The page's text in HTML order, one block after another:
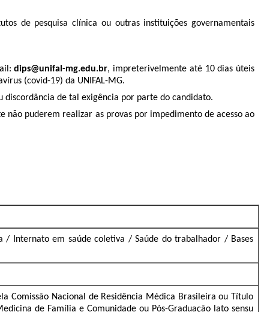
de pesquisa clínica ou outras instituições governamentais
dips@unifal-mg.edu.br, impreterivelmente até 10 dias úteis
(covid-19) da UNIFAL-MG.
discordância de tal exigência por parte do candidato.
não puderem realizar as provas por impedimento de acesso ao
Internato em saúde coletiva / Saúde do trabalhador / Bases
Comissão Nacional de Residência Médica Brasileira ou Título
de Família e Comunidade ou Pós-Graduação lato sensu